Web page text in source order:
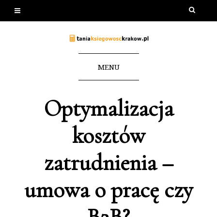
MENU
Optymalizacja
kosztów
zatrudnienia –
umowa o pracę czy